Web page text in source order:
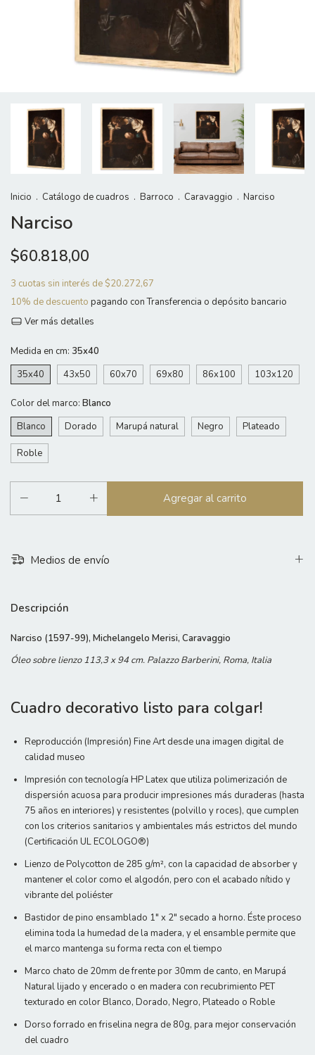
Inicio . Catálogo de cuadros . Barroco . Caravaggio . Narciso
Narciso
$60.818,00
3 cuotas sin interés de $20.272,67
10% de descuento pagando con Transferencia o depósito bancario
Ver más detalles
Medida en cm: 35x40
35x40
43x50 60x70 69x80 86x100 103x120
Color del marco: Blanco
Blanco
Dorado Marupá natural Negro Plateado
Roble
Medios de envío
Descripción
Narciso (1597-99), Michelangelo Merisi, Caravaggio
Óleo sobre lienzo 113,3 x 94 cm. Palazzo Barberini, Roma, Italia
Cuadro decorativo listo para colgar!
Reproducción (Impresión) Fine Art desde una imagen digital de
calidad museo
Impresión con tecnología HP Latex que utiliza polimerización de
dispersión acuosa para producir impresiones más duraderas (hasta
75 años en interiores) y resistentes (polvillo y roces), que cumplen
con los criterios sanitarios y ambientales más estrictos del mundo
(Certificación UL ECOLOGO®)
Lienzo de Polycotton de 285 g/m², con la capacidad de absorber y
mantener el color como el algodón, pero con el acabado nítido y
vibrante del poliéster
Bastidor de pino ensamblado 1" x 2" secado a horno. Éste proceso
elimina toda la humedad de la madera, y el ensamble permite que
el marco mantenga su forma recta con el tiempo
Marco chato de 20mm de frente por 30mm de canto, en Marupá
Natural lijado y encerado o en madera con recubrimiento PET
texturado en color Blanco, Dorado, Negro, Plateado o Roble
Dorso forrado en friselina negra de 80g, para mejor conservación
del cuadro